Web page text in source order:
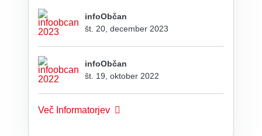
infoObčan
št. 20, december 2023
infoObčan
št. 19, oktober 2022
Več Informatorjev